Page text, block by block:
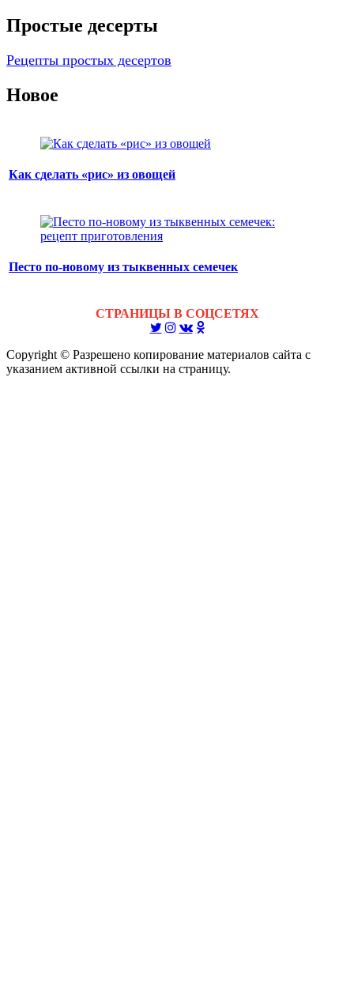
Простые десерты
Рецепты простых десертов
Новое
Как сделать «рис» из овощей
Песто по-новому из тыквенных семечек
СТРАНИЦЫ В СОЦСЕТЯХ
Copyright © Разрешено копирование материалов сайта с
указанием активной ссылки на страницу.